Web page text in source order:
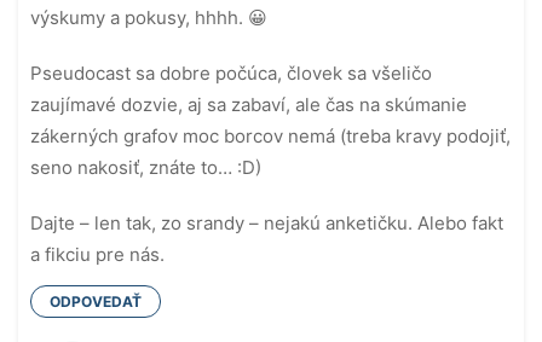
výskumy a pokusy, hhhh. 😀
Pseudocast sa dobre počúca, človek sa všeličo
zaujímavé dozvie, aj sa zabaví, ale čas na skúmanie
zákerných grafov moc borcov nemá (treba kravy podojiť,
seno nakosiť, znáte to… :D)
Dajte – len tak, zo srandy – nejakú anketičku. Alebo fakt
a fikciu pre nás.
ODPOVEDAŤ